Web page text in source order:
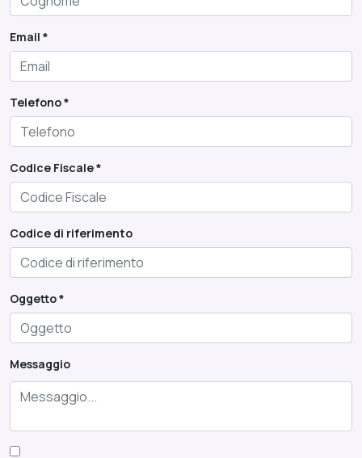
Email *
Telefono *
Codice Fiscale *
Codice di riferimento
Oggetto *
Messaggio